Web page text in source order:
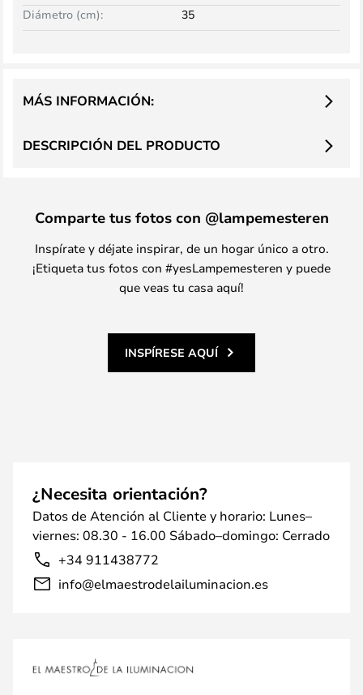
Diámetro (cm): 35
DESCRIPCIÓN DEL PRODUCTO
MÁS INFORMACIÓN:
Comparte tus fotos con @lampemesteren
Inspírate y déjate inspirar, de un hogar único a otro.
¡Etiqueta tus fotos con #yesLampemesteren y puede
que veas tu casa aquí!
INSPÍRESE AQUÍ
¿Necesita orientación?
Datos de Atención al Cliente y horario: Lunes–
viernes: 08.30 - 16.00 Sábado–domingo: Cerrado
+34 911438772
info@elmaestrodelailuminacion.es